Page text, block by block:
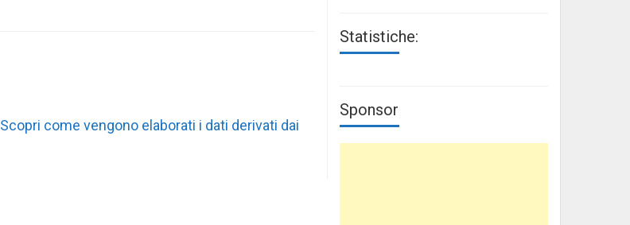
Scopri come vengono elaborati i dati derivati dai
Statistiche:
Sponsor